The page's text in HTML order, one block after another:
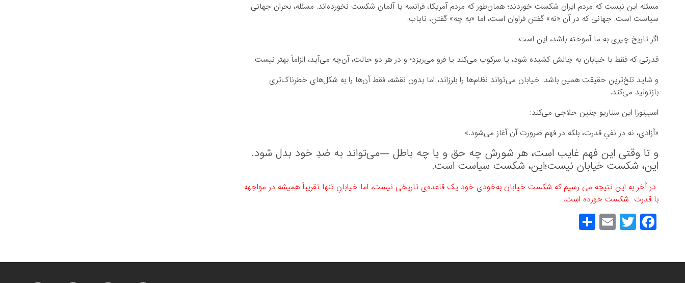
مسئله این نیست که مردم ایران شکست خوردند؛ همان‌طور که مردم آمریکا، فرانسه یا آلمان شکست نخورده‌اند. مسئله، بحران جهانی
سیاست است. جهانی که در آن «نه» گفتن فراوان است، اما «به چه» گفتن، نایاب.
اگر تاریخ چیزی به ما آموخته باشد، این است:
قدرتی که فقط با خیابان به چالش کشیده شود، یا سرکوب می‌کند یا فرو می‌ریزد؛ و در هر دو حالت، آن‌چه می‌آید، الزاماً بهتر نیست.
و شاید تلخ‌ترین حقیقت همین باشد: خیابان می‌تواند نظام‌ها را بلرزاند، اما بدون نقشه، فقط آن‌ها را به شکل‌های خطرناک‌تری
بازتولید می‌کند.
اسپینوزا این سناریو چنین حلاجی می‌کند:
«آزادی، نه در نفیِ قدرت، بلکه در فهم ضرورت آن آغاز می‌شود.»
و تا وقتی این فهم غایب است، هر شورش چه حق و یا چه باطل —می‌تواند به ضدِ خود بدل شود.
این، شکست خیابان نیست؛این، شکست سیاست است.
در آخر به این نتیجه می رسیم‌ که‌ شکست خیابان به‌خودیِ خود یک قاعده‌ی تاریخی نیست، اما خیابانِ تنها تقریباً همیشه در مواجهه
با قدرت شکست خورده است.
F
a
e
T
wi
er
E
m
e